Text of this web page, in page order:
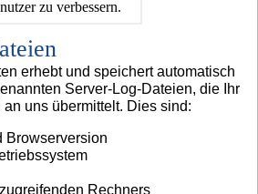
erhebt und speichert automatisch
Server-Log-Dateien, die Ihr
uns übermittelt. Dies sind:
Browserversion
Rechners